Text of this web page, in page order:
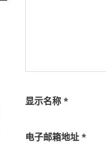
显示名称*
电子邮箱地址*